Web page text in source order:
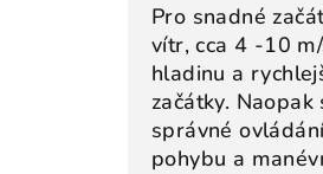
Pro snadné
vítr, cca 4 -10
hladinu a
začátky.
správné
pohybu a